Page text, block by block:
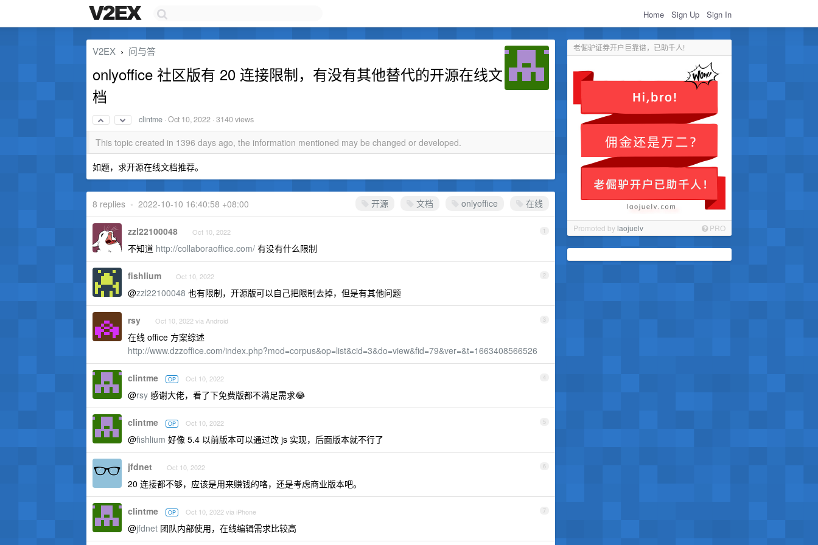
Home Sign Up Sign In
老倔驴证券开户巨靠谱，已助千人!
Promoted bylaojuelv PRO
V2EX › 问与答
onlyoffice 社区版有 20 连接限制，有没有其他替代的开源在线文
档
clintme ·Oct 10, 2022 · 3140 views
This topic created in 1396 days ago, the information mentioned may be changed or developed.
如题，求开源在线文档推荐。
开源 文档 onlyoffice 在线
8 replies • 2022-10-10 16:40:58 +08:00
1
zzl22100048 Oct 10, 2022
不知道 http://collaboraoffice.com/ 有没有什么限制
2
fishlium Oct 10, 2022
@zzl22100048 也有限制，开源版可以自己把限制去掉，但是有其他问题
3
rsy Oct 10, 2022 via Android
在线 office 方案综述
http://www.dzzoffice.com/index.php?mod=corpus&op=list&cid=3&do=view&fid=79&ver=&t=1663408566526
4
clintme OP Oct 10, 2022
@rsy 感谢大佬，看了下免费版都不满足需求😂
5
clintme OP Oct 10, 2022
@fishlium 好像 5.4 以前版本可以通过改 js 实现，后面版本就不行了
6
jfdnet Oct 10, 2022
20 连接都不够，应该是用来赚钱的咯，还是考虑商业版本吧。
7
clintme OP Oct 10, 2022 via iPhone
@jfdnet 团队内部使用，在线编辑需求比较高